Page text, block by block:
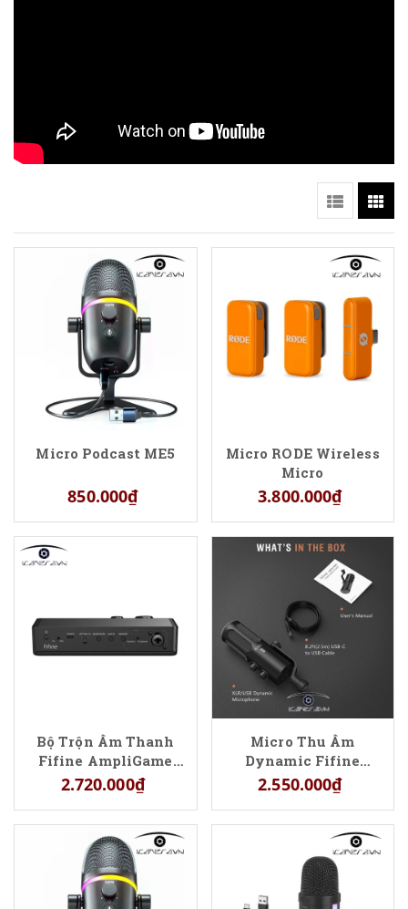
Micro Podcast ME5
850.000₫
Micro RODE Wireless
Micro
3.800.000₫
Bộ Trộn Âm Thanh
Fifine AmpliGame
SC8 Cho Livestream
2.720.000₫
Micro Thu Âm
Dynamic Fifine
Amplitank Tank3
2.550.000₫